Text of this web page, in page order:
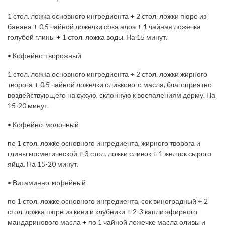
1 стол. ложка основного ингредиента + 2 стол. ложки пюре из
банана + 0,5 чайной ложечки сока алоэ + 1 чайная ложечка
голубой глины + 1 стол. ложка воды. На 15 минут.
• Кофейно-творожный
1 стол. ложка основного ингредиента + 2 стол. ложки жирного
творога + 0,5 чайной ложечки оливкового масла, благоприятно
воздействующего на сухую, склонную к воспалениям дерму. На
15-20 минут.
• Кофейно-молочный
по 1 стол. ложке основного ингредиента, жирного творога и
глины косметической + 3 стол. ложки сливок + 1 желток сырого
яйца. На 15-20 минут.
• Витаминно-кофейный
по 1 стол. ложке основного ингредиента, сок виноградный + 2
стол. ложка пюре из киви и клубники + 2-3 капли эфирного
мандаринового масла + по 1 чайной ложечке масла оливы и